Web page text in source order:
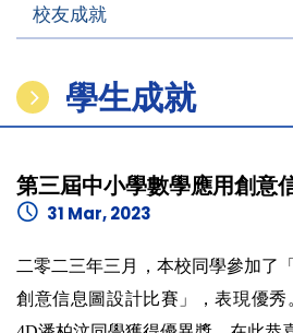
校友成就
學生成就
第三屆中小學數學應用創意
31 Mar, 2023
二零二三年三月，本校同學參加了
創意信息圖設計比賽」，表現優